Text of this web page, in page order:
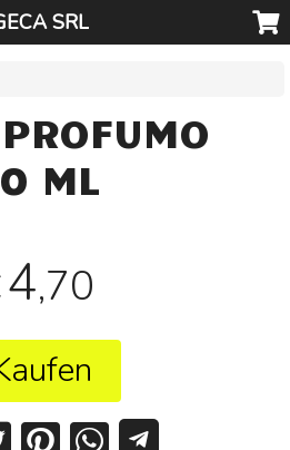
SRL
ML
4,70